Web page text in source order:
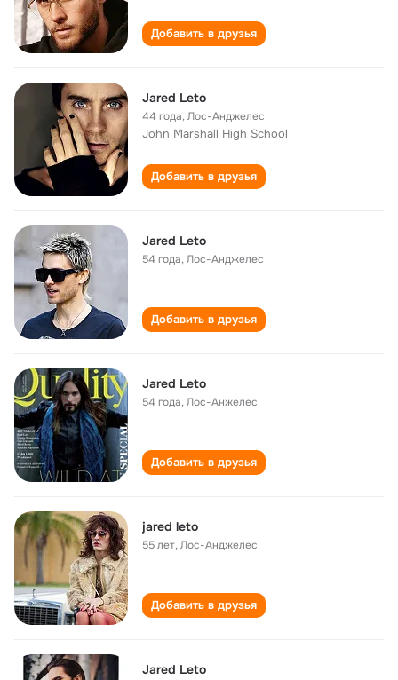
Добавить в друзья
Jared Leto
44 года,Лос-Анджелес
John Marshall High School
Добавить в друзья
Jared Leto
54 года,Лос-Анджелес
Добавить в друзья
Jared Leto
54 года,Лос-Анжелес
Добавить в друзья
jared leto
55 лет,Лос-Анджелес
Добавить в друзья
Jared Leto